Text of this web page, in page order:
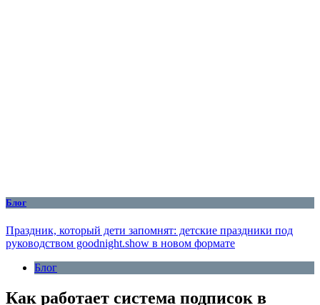
Блог
Праздник, который дети запомнят: детские праздники под
руководством goodnight.show в новом формате
Блог
Как работает система подписок в